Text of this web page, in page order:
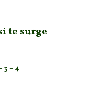
te surge
3 – 4